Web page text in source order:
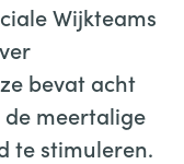
Wijkteams
bevat acht
meertalige
te stimuleren.